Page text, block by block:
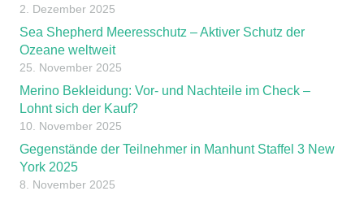
2. Dezember 2025
Sea Shepherd Meeresschutz – Aktiver Schutz der
Ozeane weltweit
25. November 2025
Merino Bekleidung: Vor- und Nachteile im Check –
Lohnt sich der Kauf?
10. November 2025
Gegenstände der Teilnehmer in Manhunt Staffel 3 New
York 2025
8. November 2025